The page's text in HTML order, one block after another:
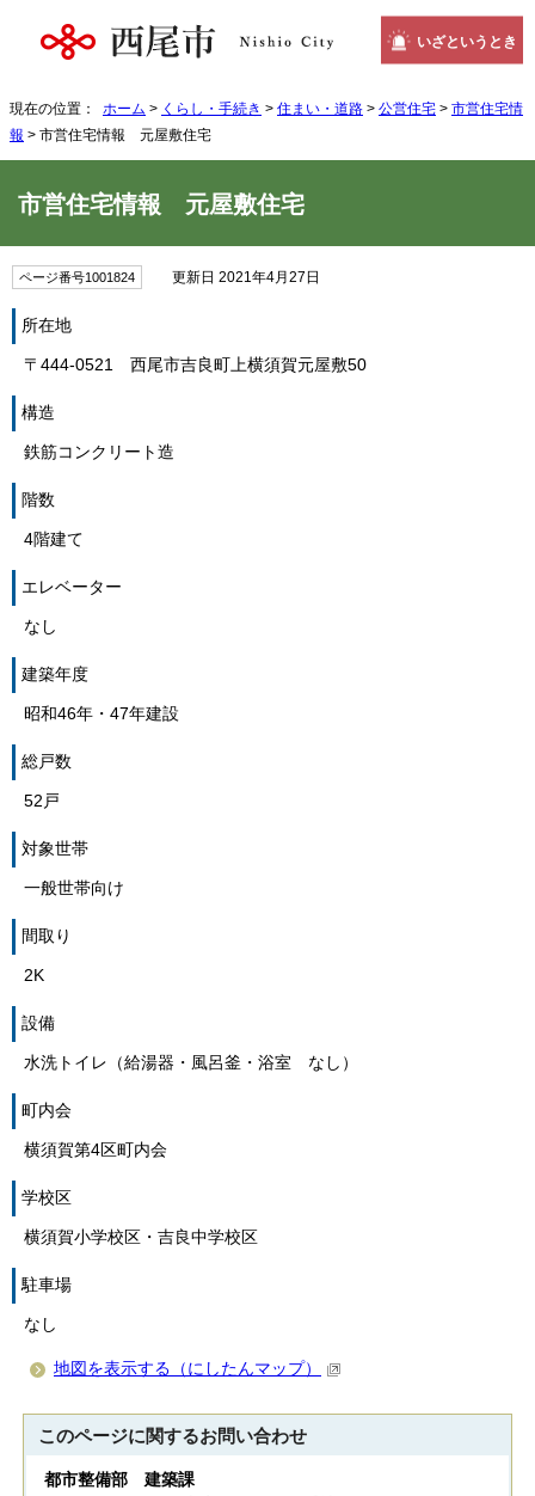
いざというとき
現在の位置： ホーム > くらし・手続き > 住まい・道路 > 公営住宅 > 市営住宅情
報 > 市営住宅情報 元屋敷住宅
市営住宅情報 元屋敷住宅
ページ番号1001824 更新日 2021年4月27日
所在地
〒444-0521 西尾市吉良町上横須賀元屋敷50
構造
鉄筋コンクリート造
階数
4階建て
エレベーター
なし
建築年度
昭和46年・47年建設
総戸数
52戸
対象世帯
一般世帯向け
間取り
2K
設備
水洗トイレ（給湯器・風呂釜・浴室 なし）
町内会
横須賀第4区町内会
学校区
横須賀小学校区・吉良中学校区
駐車場
なし
地図を表示する（にしたんマップ）
このページに関するお問い合わせ
都市整備部 建築課